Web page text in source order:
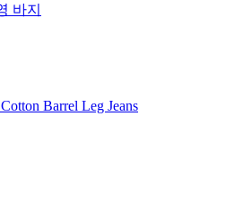
바지
Barrel Leg Jeans